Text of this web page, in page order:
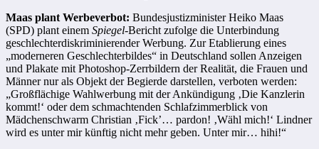
Maas plant Werbeverbot: Bundesjustizminister Heiko Maas
(SPD) plant einem Spiegel-Bericht zufolge die Unterbindung
geschlechterdiskriminierender Werbung. Zur Etablierung eines
„moderneren Geschlechterbildes“ in Deutschland sollen Anzeigen
und Plakate mit Photoshop-Zerrbildern der Realität, die Frauen und
Männer nur als Objekt der Begierde darstellen, verboten werden:
„Großflächige Wahlwerbung mit der Ankündigung ‚Die Kanzlerin
kommt!‘ oder dem schmachtenden Schlafzimmerblick von
Mädchenschwarm Christian ‚Fick’… pardon! ‚Wähl mich!‘ Lindner
wird es unter mir künftig nicht mehr geben. Unter mir… hihi!“